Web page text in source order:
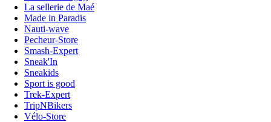
La sellerie de Maé
Made in Paradis
Nauti-wave
Pecheur-Store
Smash-Expert
Sneak'In
Sneakids
Sport is good
Trek-Expert
TripNBikers
Vélo-Store